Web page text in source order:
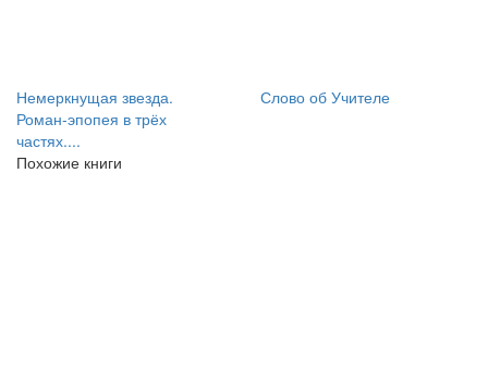
Немеркнущая звезда.
Роман-эпопея в трёх
частях....
Слово об Учителе
Похожие книги